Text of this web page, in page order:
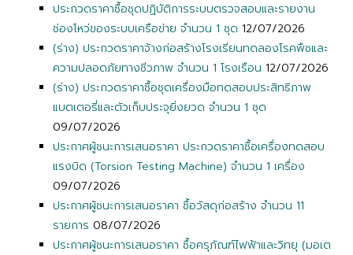
ประกวดราคาซื้อชุดปฏิบัติการระบบตรวจสอบและรายงาน
ช่องโหว่ของระบบเครือข่าย จำนวน 1 ชุด 12/07/2026
(ร่าง) ประกวดราคาจ้างก่อสร้างโรงเรียนทดลองโรคพืชและ
ความปลอดภัยทางชีวภาพ จำนวน 1 โรงเรือน 12/07/2026
(ร่าง) ประกวดราคาซื้อชุดเครื่องมือทดสอบประสิทธิภาพ
แบตเตอรี่และตัวเก็บประจุยิ่งยวด จำนวน 1 ชุด
09/07/2026
ประกาศผู้ชนะการเสนอราคา ประกวดราคาซื้อเครื่องทดสอบ
แรงบิด (Torsion Testing Machine) จำนวน 1 เครื่อง
09/07/2026
ประกาศผู้ชนะการเสนอราคา ซื้อวัสดุก่อสร้าง จำนวน 11
รายการ 08/07/2026
ประกาศผู้ชนะการเสนอราคา ซื้อครุภัณฑ์ไฟฟ้าและวิทยุ (มอเต